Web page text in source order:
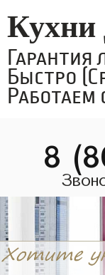
Кухни
Гарантия
Быстро
Работаем
8